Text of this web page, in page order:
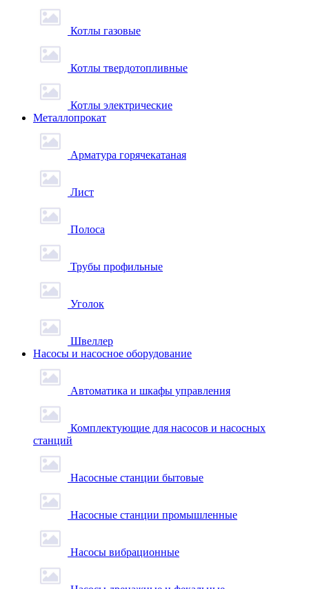
Котлы газовые
Котлы твердотопливные
Котлы электрические
Металлопрокат
Арматура горячекатаная
Лист
Полоса
Трубы профильные
Уголок
Швеллер
Насосы и насосное оборудование
Автоматика и шкафы управления
Комплектующие для насосов и насосных
станций
Насосные станции бытовые
Насосные станции промышленные
Насосы вибрационные